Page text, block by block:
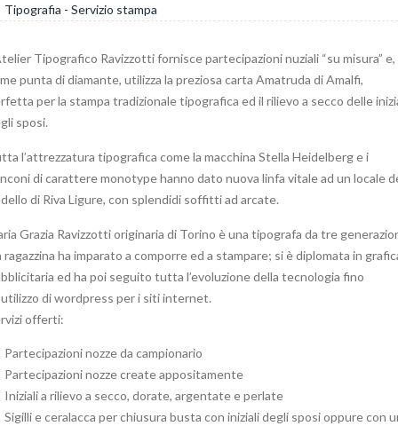
Tipografia - Servizio stampa
Tipografico Ravizzottifornisce partecipazioni nuziali “su misura” e,
punta di diamante, utilizza la preziosa carta Amatruda di Amalfi,
per la stampa tradizionale tipografica ed il rilievo a secco delle
sposi.
l’attrezzatura tipografica come la macchina Stella Heidelberg e i
di carattere monotype hanno dato nuova linfa vitale ad un locale
di Riva Ligure, con splendidi soffitti ad arcate.
Grazia Ravizzottioriginaria di Torino è una tipografa da tre
ragazzina ha imparato a comporre ed a stampare; si è diplomata in
ed ha poi seguito tutta l’evoluzione della tecnologia fino
di wordpress per i siti internet.
offerti:
Partecipazioni nozze da campionario
Partecipazioni nozze create appositamente
Iniziali a rilievo a secco, dorate, argentate e perlate
Sigilli e ceralacca per chiusura busta con iniziali degli sposi oppure con